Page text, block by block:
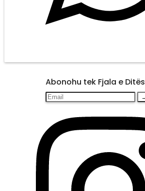
Abonohu tek Fjala e Ditës